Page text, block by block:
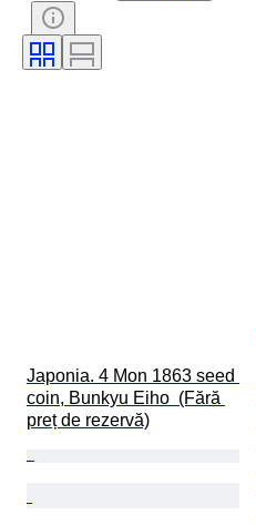
Tipul de monedă
Eră
Japonia. 4 Mon 1863 seed
coin, Bunkyu Eiho  (Fără
preț de rezervă)